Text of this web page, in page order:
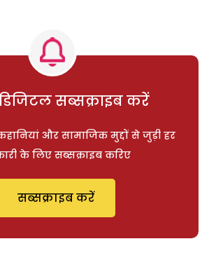
सब्सक्राइब करें
और सामाजिक मुद्दों से जुड़ी हर
के लिए सब्सक्राइब करिए
सब्सक्राइब करें